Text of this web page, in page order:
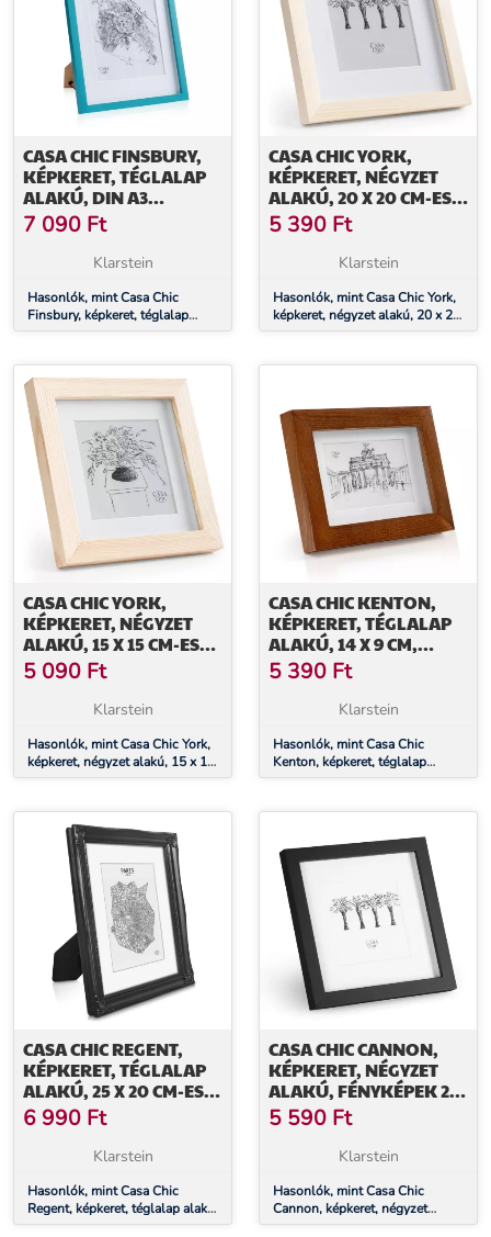
CASA CHIC FINSBURY,
KÉPKERET, TÉGLALAP
ALAKÚ, DIN A3
FÉNYKÉPEK,
PASZPARTU, PLEXI
7 090 Ft
Klarstein
Hasonlók, mint Casa Chic
Finsbury, képkeret, téglalap
alakú, DIN A3 fényképek,
CASA CHIC YORK,
KÉPKERET, NÉGYZET
ALAKÚ, 20 X 20 CM-ES
FÉNYKÉPEK,
PASZPARTU, ÜVEG
5 390 Ft
Klarstein
Hasonlók, mint Casa Chic York,
képkeret, négyzet alakú, 20 x 20
cm-es fényképek, paszpartu,
CASA CHIC YORK,
KÉPKERET, NÉGYZET
ALAKÚ, 15 X 15 CM-ES
FÉNYKÉPEK,
PASZPARTU, ÜVEG
5 090 Ft
Klarstein
Hasonlók, mint Casa Chic York,
képkeret, négyzet alakú, 15 x 15
cm-es fényképek, paszpartu,
CASA CHIC KENTON,
KÉPKERET, TÉGLALAP
ALAKÚ, 14 X 9 CM,
PASZPARTU, ÜVEG
5 390 Ft
Klarstein
Hasonlók, mint Casa Chic
Kenton, képkeret, téglalap
alakú, 14 x 9 cm, paszpartu,
CASA CHIC REGENT,
KÉPKERET, TÉGLALAP
ALAKÚ, 25 X 20 CM-ES
FOTÓK, PASZPARTU,
ÜVEG, ROKOKÓ
6 990 Ft
Klarstein
Hasonlók, mint Casa Chic
Regent, képkeret, téglalap alakú,
25 x 20 cm-es fotók, paszpartu,
CASA CHIC CANNON,
KÉPKERET, NÉGYZET
ALAKÚ, FÉNYKÉPEK 20
X 20 CM, PASZPARTU,
VALÓDI FA
5 590 Ft
Klarstein
Hasonlók, mint Casa Chic
Cannon, képkeret, négyzet
alakú, fényképek 20 x 20 cm,